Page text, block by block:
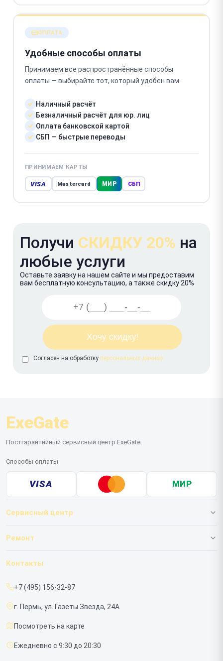
ОПЛАТА
Удобные способы оплаты
Принимаем все распространённые способы
оплаты — выбирайте тот, который удобен вам.
Наличный расчёт
Безналичный расчёт для юр. лиц
Оплата банковской картой
СБП — быстрые переводы
ПРИНИМАЕМ КАРТЫ
VISA Mastercard МИР СБП
Получи СКИДКУ 20% на
любые услуги
Оставьте заявку на нашем сайте и мы предоставим
вам бесплатную консультацию, а также скидку 20%
Согласен на обработку персональных данных
ExeGate
Постгарантийный сервисный центр ExeGate
Способы оплаты
VISA МИР
Сервисный центр
О нашем сервисе
Срочный ремонт
Доставка и способы оплаты
Диагностика
Контакты
Ремонт
ИБП
Контакты
+7 (495) 156-32-87
г. Пермь, ул. Газеты Звезда, 24А
Посмотреть на карте
Ежедневно с 9:30 до 20:30